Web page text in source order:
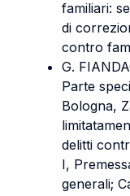
familiari:
di
contro
G.
Parte
Bologna,
delitti
I,
generali;